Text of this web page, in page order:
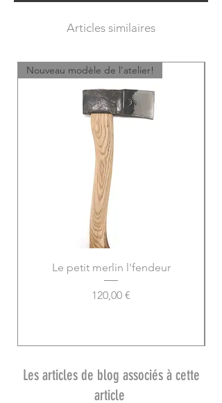
Articles similaires
Nouveau modèle de l'atelier!
Le petit merlin l'fendeur
Prix
120,00 €
Les articles de blog associés à cette
article